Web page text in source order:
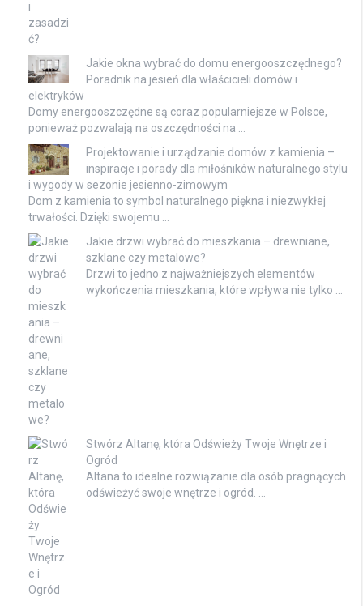
Jakie okna wybrać do domu energooszczędnego?
Poradnik na jesień dla właścicieli domów i
elektryków
Domy energooszczędne są coraz popularniejsze w Polsce,
ponieważ pozwalają na oszczędności na …
Projektowanie i urządzanie domów z kamienia –
inspiracje i porady dla miłośników naturalnego stylu
i wygody w sezonie jesienno-zimowym
Dom z kamienia to symbol naturalnego piękna i niezwykłej
trwałości. Dzięki swojemu …
Jakie drzwi wybrać do mieszkania – drewniane,
szklane czy metalowe?
Drzwi to jedno z najważniejszych elementów
wykończenia mieszkania, które wpływa nie tylko …
Stwórz Altanę, która Odświeży Twoje Wnętrze i
Ogród
Altana to idealne rozwiązanie dla osób pragnących
odświeżyć swoje wnętrze i ogród. …